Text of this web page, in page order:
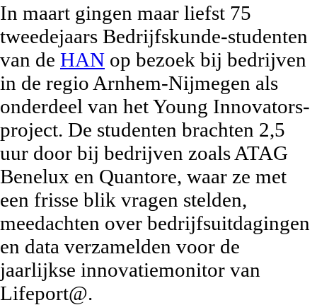
In maart gingen maar liefst 75
tweedejaars Bedrijfskunde-studenten
van de HAN op bezoek bij bedrijven
in de regio Arnhem-Nijmegen als
onderdeel van het Young Innovators-
project. De studenten brachten 2,5
uur door bij bedrijven zoals ATAG
Benelux en Quantore, waar ze met
een frisse blik vragen stelden,
meedachten over bedrijfsuitdagingen
en data verzamelden voor de
jaarlijkse innovatiemonitor van
Lifeport@.